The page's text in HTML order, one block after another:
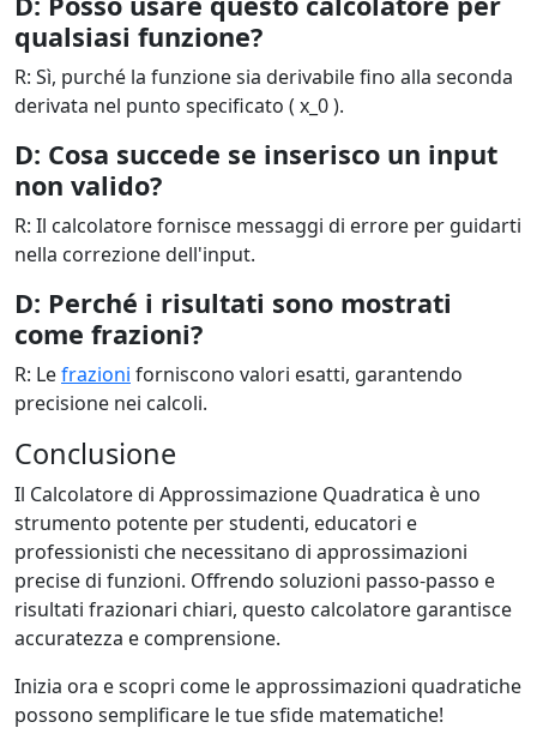
qualsiasi funzione?
R: Sì, purché la funzione sia derivabile fino alla seconda
derivata nel punto specificato ( x_0 ).
D: Cosa succede se inserisco un input
non valido?
R: Il calcolatore fornisce messaggi di errore per guidarti
nella correzione dell'input.
D: Perché i risultati sono mostrati
come frazioni?
R: Lefrazioni forniscono valori esatti, garantendo
precisione nei calcoli.
Conclusione
Il Calcolatore di Approssimazione Quadratica è uno
strumento potente per studenti, educatori e
professionisti che necessitano di approssimazioni
precise di funzioni. Offrendo soluzioni passo-passo e
risultati frazionari chiari, questo calcolatore garantisce
accuratezza e comprensione.
Inizia ora e scopri come le approssimazioni quadratiche
possono semplificare le tue sfide matematiche!